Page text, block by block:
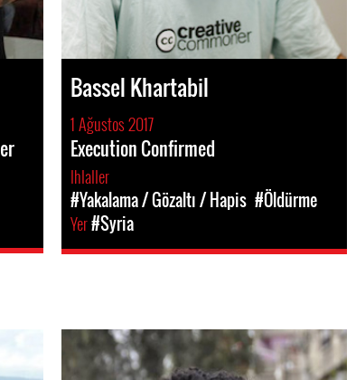
Bassel Khartabil
1 Ağustos 2017
Execution Confirmed
Ihlaller
#Yakalama / Gözaltı / Hapis #Öldürme
Yer#Syria